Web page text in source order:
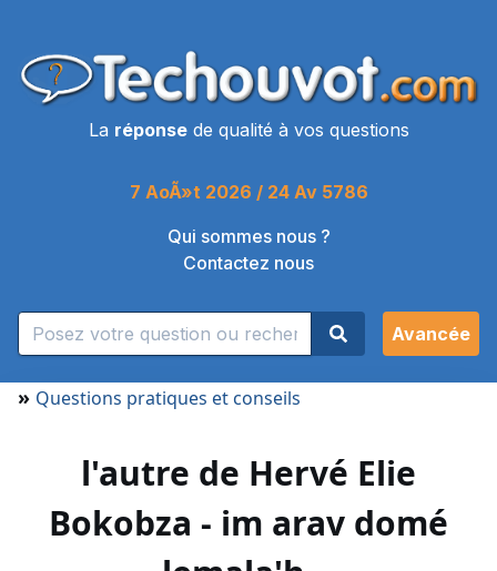
La réponsede qualité à vos questions
7 AoÃ»t 2026 / 24 Av 5786
Qui sommes nous ?
Contactez nous
Avancée
» Questions pratiques et conseils
l'autre de Hervé Elie
Bokobza - im arav domé